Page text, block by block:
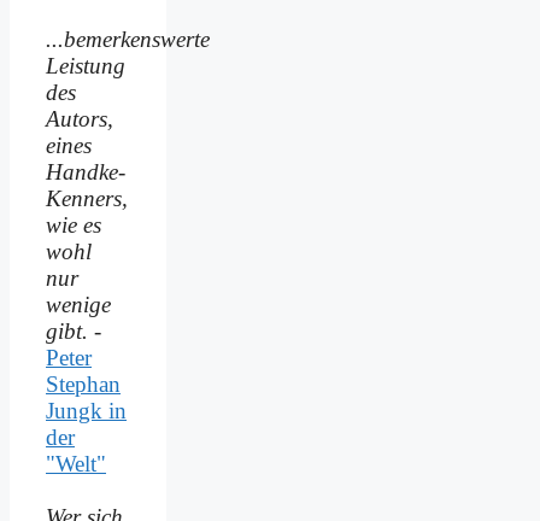
...bemerkenswerte
Leistung
des
Autors,
eines
Handke-
Kenners,
wie es
wohl
nur
wenige
gibt. -
Peter
Stephan
Jungk in
der
"Welt"